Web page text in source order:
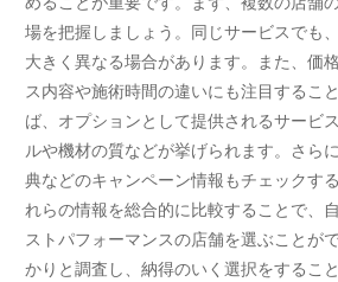
場を把握しましょう。同じサービスでも
大きく異なる場合があります。また、価
ス内容や施術時間の違いにも注目するこ
ば、オプションとして提供されるサービ
ルや機材の質などが挙げられます。さら
典などのキャンペーン情報もチェックす
れらの情報を総合的に比較することで、
ストパフォーマンスの店舗を選ぶことが
かりと調査し、納得のいく選択をするこ